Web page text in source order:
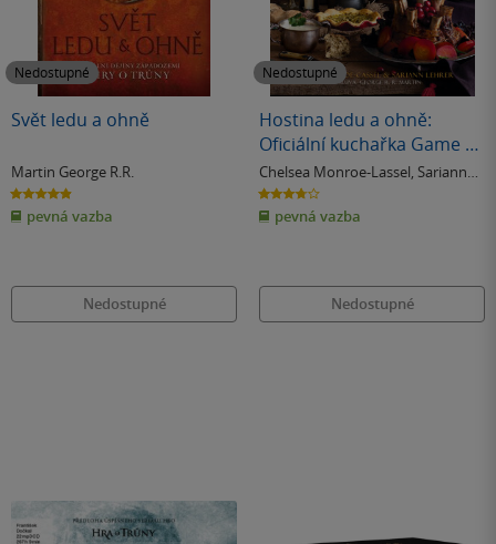
Nedostupné
Svět ledu a ohně
Martin George R.R.
4.9
z
5
hvězdiček
pevná vazba
Nedostupné
Nedostupné
Hostina ledu a ohně:
Oficiální kuchařka Game of
Thrones
Chelsea Monroe-Lassel, Sariann
Lehrer
3.8
z
5
hvězdiček
pevná vazba
Nedostupné